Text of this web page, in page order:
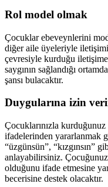
Rol model olmak
Çocuklar ebeveynlerini
diğer aile üyeleriyle
çevresiyle kurduğu iletişime
saygının sağlandığı
şansı bulacaktır.
Duygularına izin
Çocuklarınızla
ifadelerinden yararlanmak
“üzgünsün”, “kızgınsın”
anlayabilirsiniz.
olduğunu ifade etmesine
becerisine destek olacaktır.